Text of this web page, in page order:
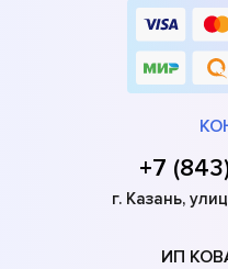
+7
г. Казань,
ИП